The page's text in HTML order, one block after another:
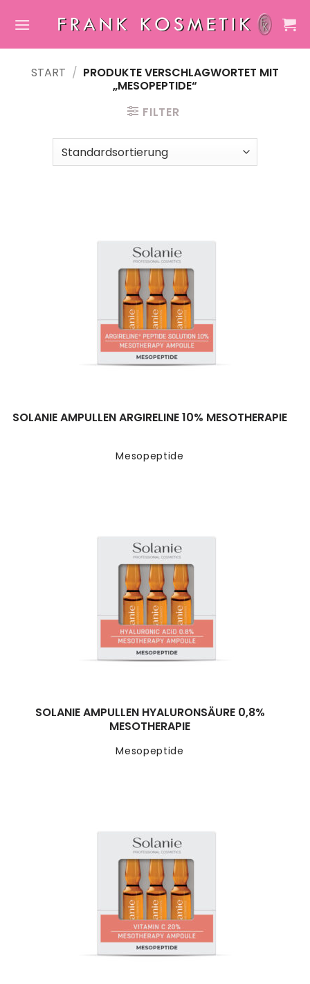
Inhalt
START / PRODUKTE VERSCHLAGWORTET MIT
„MESOPEPTIDE“
FILTER
Mesopeptide
SOLANIE AMPULLEN ARGIRELINE 10% MESOTHERAPIE
Mesopeptide
SOLANIE AMPULLEN HYALURONSÄURE 0,8%
MESOTHERAPIE